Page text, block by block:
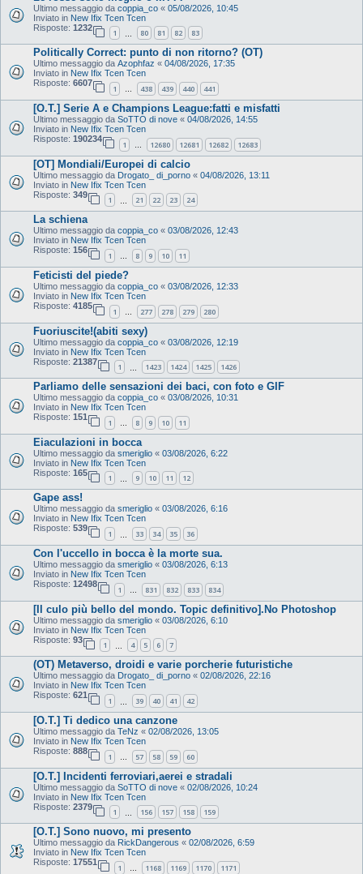
Ultimo messaggio da coppia_co « 05/08/2026, 10:45
Inviato in New Ifix Tcen Tcen
Risposte: 1232
1 80 81 82 83
Politically Correct: punto di non ritorno? (OT)
Ultimo messaggio da Azophfaz « 04/08/2026, 17:35
Inviato in New Ifix Tcen Tcen
Risposte: 6607
1 … 438 439 440 441
[O.T.] Serie A e Champions League:fatti e misfatti
Ultimo messaggio da SoTTO di nove « 04/08/2026, 14:55
Inviato in New Ifix Tcen Tcen
Risposte: 190234
1 … 12680 12681 12682 12683
[OT] Mondiali/Europei di calcio
Ultimo messaggio da Drogato_ di_porno « 04/08/2026, 13:11
Inviato in New Ifix Tcen Tcen
Risposte: 349
1 21 22 23 24
La schiena
Ultimo messaggio da coppia_co « 03/08/2026, 12:43
Inviato in New Ifix Tcen Tcen
Risposte: 156
1 … 8 9 10 11
Feticisti del piede?
Ultimo messaggio da coppia_co « 03/08/2026, 12:33
Inviato in New Ifix Tcen Tcen
Risposte: 4185
1 … 277 278 279 280
Fuoriuscite!(abiti sexy)
Ultimo messaggio da coppia_co « 03/08/2026, 12:19
Inviato in New Ifix Tcen Tcen
Risposte: 21387
1 1423 1424 1425 1426
Parliamo delle sensazioni dei baci, con foto e GIF
Ultimo messaggio da coppia_co « 03/08/2026, 10:31
Inviato in New Ifix Tcen Tcen
Risposte: 151
1 … 8 9 10 11
Eiaculazioni in bocca
Ultimo messaggio da smeriglio « 03/08/2026, 6:22
Inviato in New Ifix Tcen Tcen
Risposte: 165
1 9 10 11 12
Gape ass!
Ultimo messaggio da smeriglio « 03/08/2026, 6:16
Inviato in New Ifix Tcen Tcen
Risposte: 539
1 33 34 35 36
Con l'uccello in bocca è la morte sua.
Ultimo messaggio da smeriglio « 03/08/2026, 6:13
Inviato in New Ifix Tcen Tcen
Risposte: 12498
1 … 831 832 833 834
[Il culo più bello del mondo. Topic definitivo].No Photoshop
Ultimo messaggio da smeriglio « 03/08/2026, 6:10
Inviato in New Ifix Tcen Tcen
Risposte: 93
1 4 5 6 7
(OT) Metaverso, droidi e varie porcherie futuristiche
Ultimo messaggio da Drogato_ di_porno « 02/08/2026, 22:16
Inviato in New Ifix Tcen Tcen
Risposte: 621
1 39 40 41 42
[O.T.] Ti dedico una canzone
Ultimo messaggio da TeNz « 02/08/2026, 13:05
Inviato in New Ifix Tcen Tcen
Risposte: 888
1 … 57 58 59 60
[O.T.] Incidenti ferroviari,aerei e stradali
Ultimo messaggio da SoTTO di nove « 02/08/2026, 10:24
Inviato in New Ifix Tcen Tcen
Risposte: 2379
1 156 157 158 159
[O.T.] Sono nuovo, mi presento
Ultimo messaggio da RickDangerous « 02/08/2026, 6:59
Inviato in New Ifix Tcen Tcen
Risposte: 17551
1 … 1168 1169 1170 1171